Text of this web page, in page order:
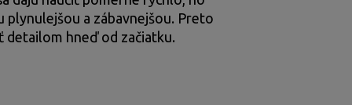
plynulejšou a zábavnejšou. Preto
hneď od začiatku.